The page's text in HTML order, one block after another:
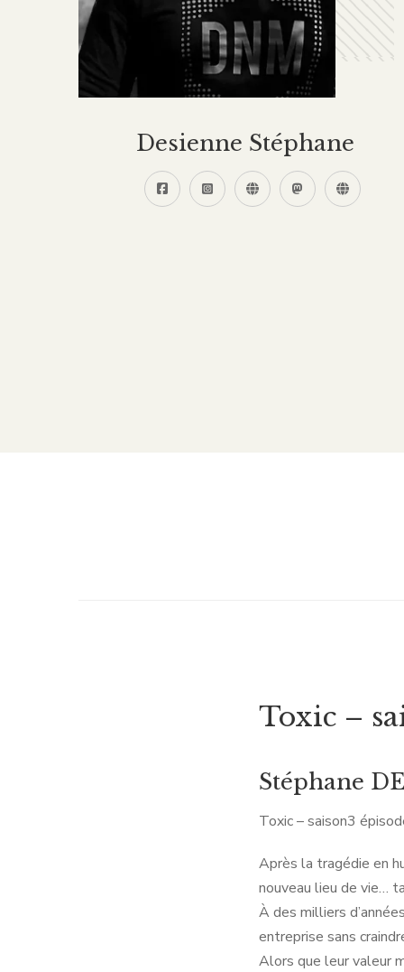
Desienne Stéphane
Toxic –
Stéphane
Toxic – saison3
Après la tragédie en
nouveau lieu de vie…
À des milliers
entreprise sans
Alors que leur valeur